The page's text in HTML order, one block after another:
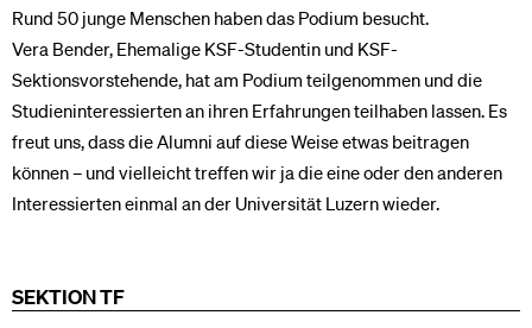
Rund 50 junge Menschen haben das Podium besucht.
Vera Bender, Ehemalige KSF-Studentin und KSF-
Sektionsvorstehende, hat am Podium teilgenommen und die
Studieninteressierten an ihren Erfahrungen teilhaben lassen. Es
freut uns, dass die Alumni auf diese Weise etwas beitragen
können – und vielleicht treffen wir ja die eine oder den anderen
Interessierten einmal an der Universität Luzern wieder.
SEKTION TF